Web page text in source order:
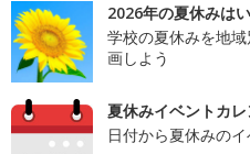
2026年の夏休みは
学校の夏休みを地
画しよう
夏休みイベントカ
日付から夏休みの